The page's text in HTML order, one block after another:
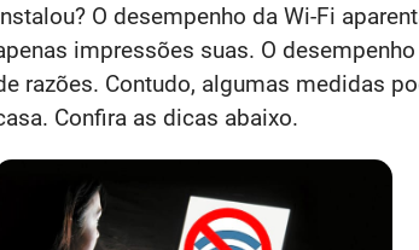
O desempenho da Wi-Fi
impressões suas. O
razões. Contudo, algumas medidas
Confira as dicas abaixo.